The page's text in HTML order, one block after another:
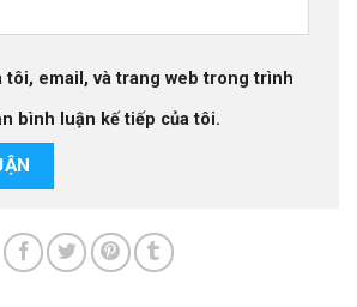
tôi, email, và trang web trong trình
bình luận kế tiếp của tôi.